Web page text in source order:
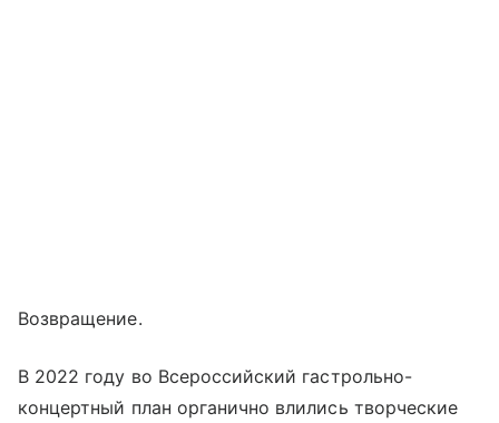
Возвращение.
В 2022 году во Всероссийский гастрольно-
концертный план органично влились творческие